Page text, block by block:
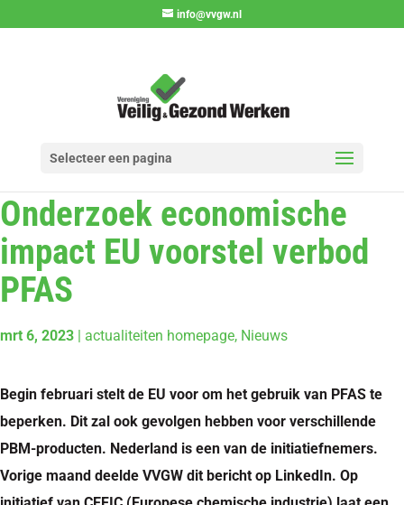
info@vvgw.nl
Selecteer een pagina
Onderzoek economische
impact EU voorstel verbod
PFAS
mrt 6, 2023 | actualiteiten homepage, Nieuws
Begin februari stelt de EU voor om het gebruik van PFAS te
beperken. Dit zal ook gevolgen hebben voor verschillende
PBM-producten. Nederland is een van de initiatiefnemers.
Vorige maand deelde VVGW dit bericht op LinkedIn. Op